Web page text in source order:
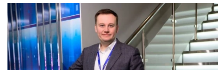
В Алтайском крае пассажирский комплекс
Западно-Сибирской железной дороги
осуществляет работу в режиме повышенной
готовности в тесном сотрудничестве с
Роспотребнадзором.
Читать полностью